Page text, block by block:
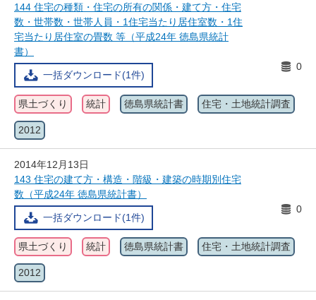
144 住宅の種類・住宅の所有の関係・建て方・住宅
数・世帯数・世帯人員・1住宅当たり居住室数・1住
宅当たり居住室の畳数 等（平成24年 徳島県統計
書）
一括ダウンロード(1件)
0
県土づくり 統計 徳島県統計書 住宅・土地統計調査
2012
2014年12月13日
143 住宅の建て方・構造・階級・建築の時期別住宅
数（平成24年 徳島県統計書）
一括ダウンロード(1件)
0
県土づくり 統計 徳島県統計書 住宅・土地統計調査
2012